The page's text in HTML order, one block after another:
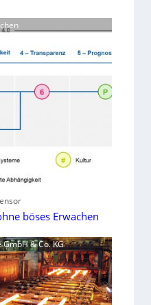
böses Erwachen
& Co. KG